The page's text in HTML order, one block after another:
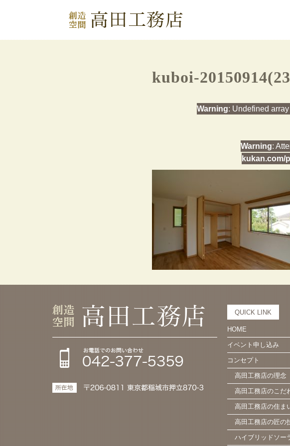
kuboi-
Warning: Undefined
Warning:
kukan.com/
QUICK LINK
HOME
イベント申し込み
コンセプト
高田工務店の理念
高田工務店のこだ
高田工務店の住ま
高田工務店の匠の
ハイブリッドソー